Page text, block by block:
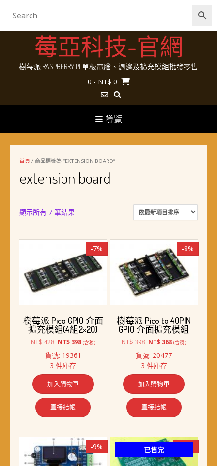
Skip
莓亞科技-官網
樹莓派 RASPBERRY PI 單板電腦、週邊及擴充模組批發零售
0 - NT$ 0
導覽
首頁 / 商品標籤為 “EXTENSION BOARD”
extension board
顯示所有 7 筆結果依
項
目
排
序
-7%
樹莓派 Pico GPIO 介面
擴充模組(4組2×20)
NT$428 原
價
格：
NT$ 428。
NT$398目
NT$ 398。
(含稅)
貨號: 19361
3 件庫存
加入購物車
直接結帳
-8%
樹莓派 Pico to 40PIN
GPIO 介面擴充模組
NT$398 原
價
格：
NT$ 398。
NT$ 368目
NT$ 368。
(含稅)
貨號: 20477
3 件庫存
加入購物車
直接結帳
-9% 已售完 -19%